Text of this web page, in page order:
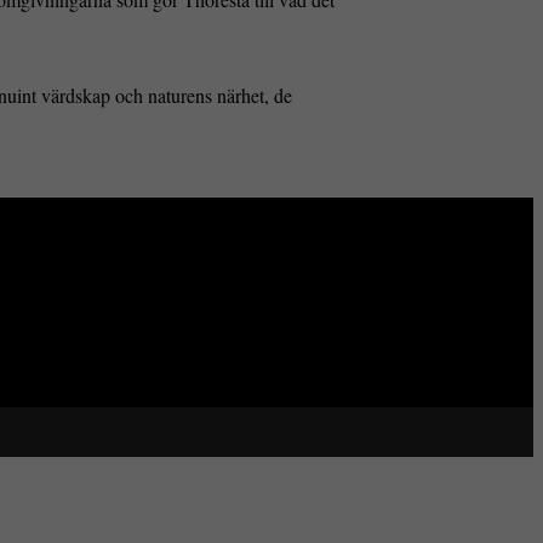
värdskap och naturens närhet, de